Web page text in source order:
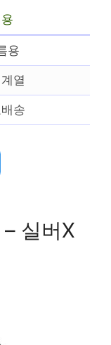
용
열
송
실버X